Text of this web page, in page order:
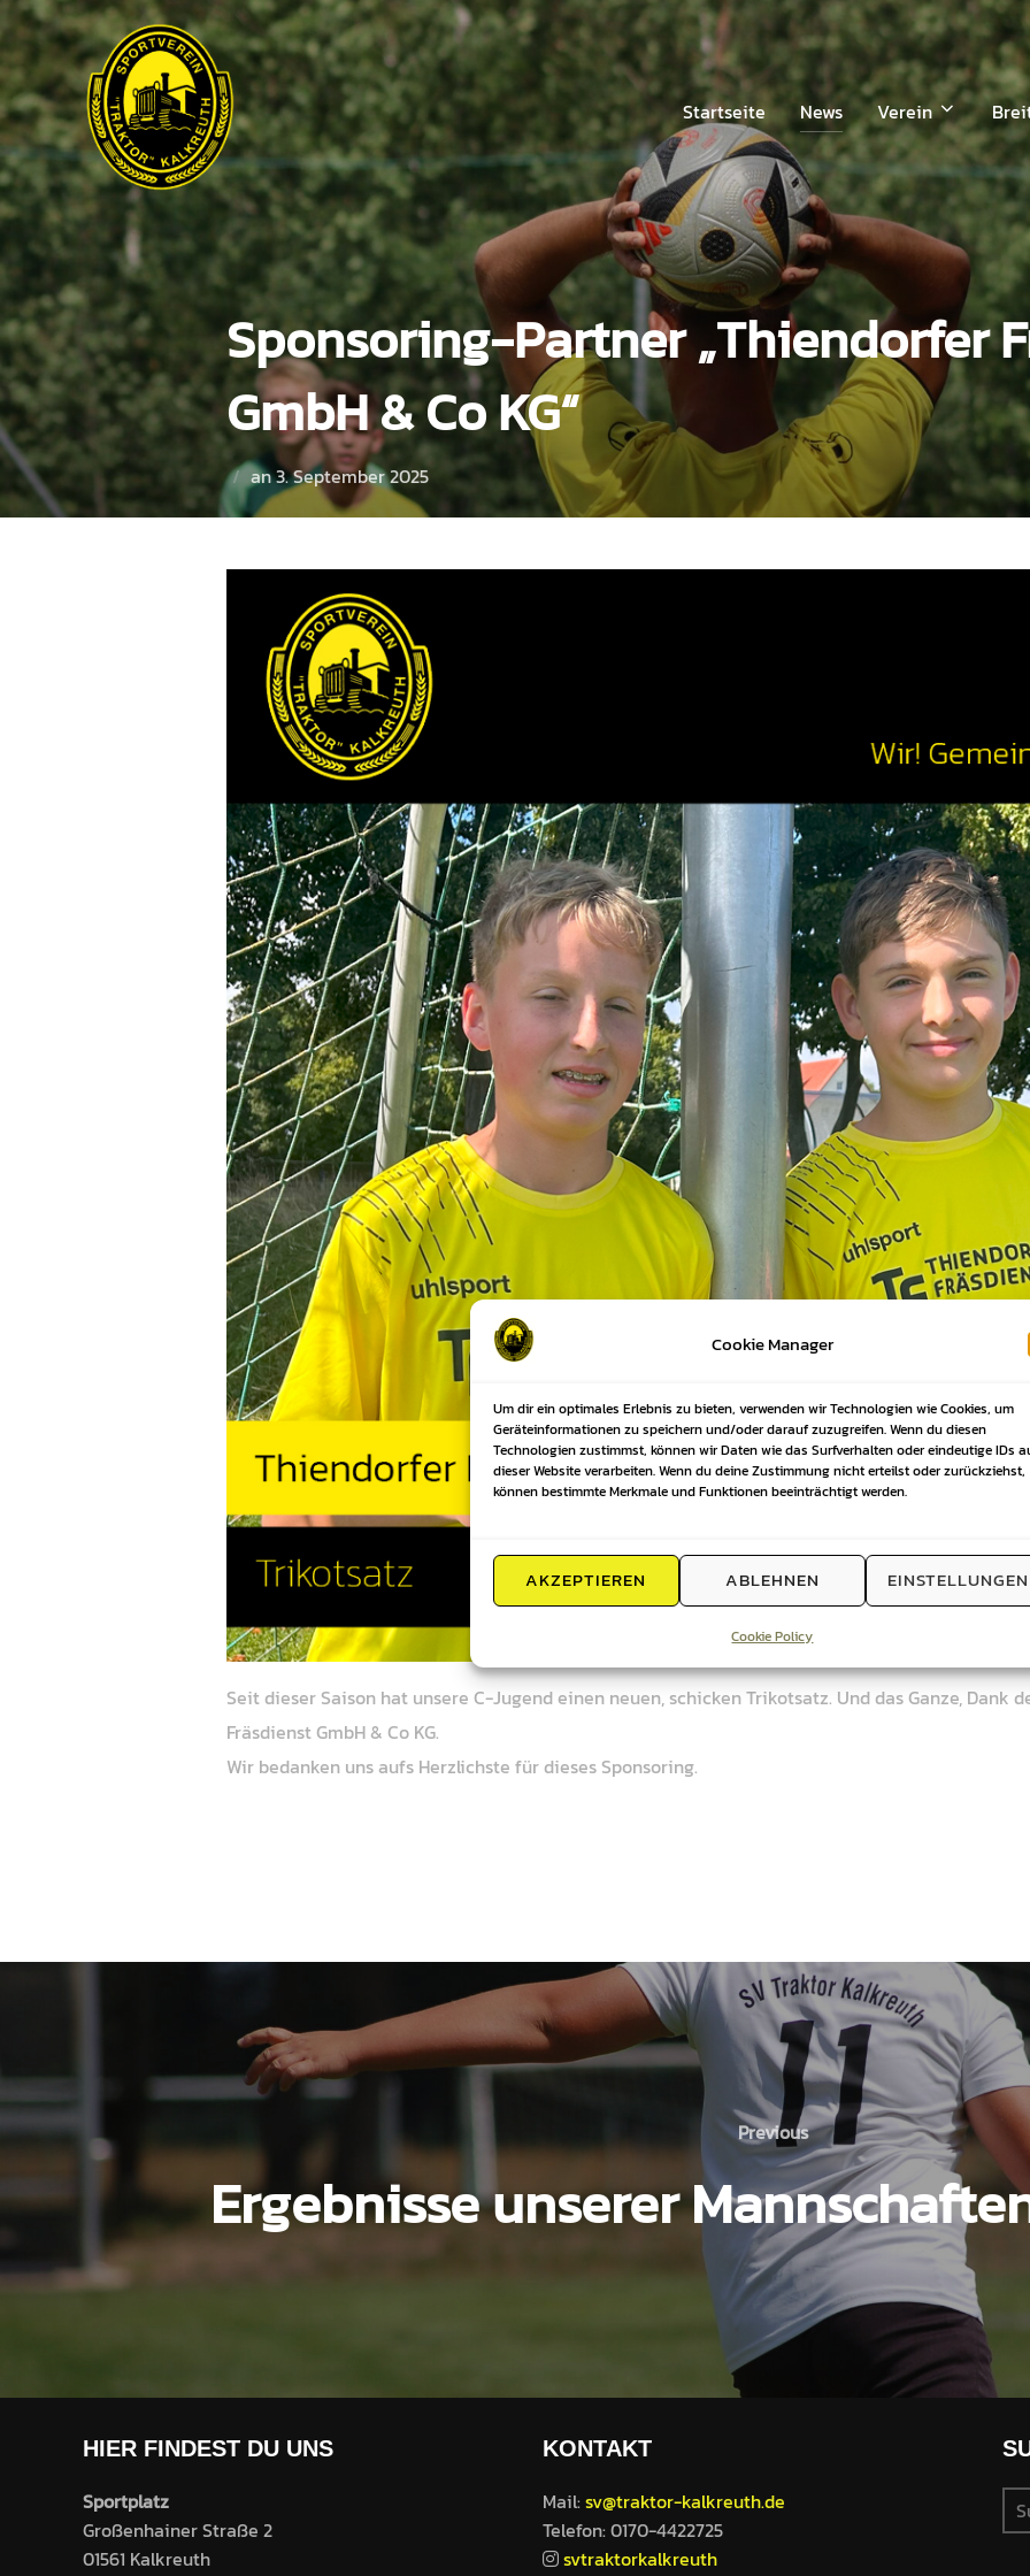
Cookie Manager
Um dir ein optimales Erlebnis zu bieten, verwenden wir Technologien wie Cookies, um
Geräteinformationen zu speichern und/oder darauf zuzugreifen. Wenn du diesen
Technologien zustimmst, können wir Daten wie das Surfverhalten oder eindeutige IDs
dieser Website verarbeiten. Wenn du deine Zustimmung nicht erteilst oder zurückziehst,
können bestimmte Merkmale und Funktionen beeinträchtigt werden.
AKZEPTIEREN ABLEHNEN EINSTELLUNGEN
Cookie Policy
Zum
Inhalt
springen
Startseite
News Verein
Sponsoring-Partner „Thiendorfer
GmbH & Co KG“
anVeröffentlicht
3. September 2025
Seit dieser Saison hat unsere C-Jugend einen neuen, schicken Trikotsatz. Und das Ganze, Dank
Fräsdienst GmbH & Co KG.
Wir bedanken uns aufs Herzlichste für dieses Sponsoring.
Beitragsnavigation
Previous
Previous
Ergebnisse unserer
HIER FINDEST DU UNS
Sportplatz
Großenhainer Straße 2
01561 Kalkreuth
KONTAKT
Mail:sv@traktor-kalkreuth.de
Telefon: 0170-4422725
svtraktorkalkreuth